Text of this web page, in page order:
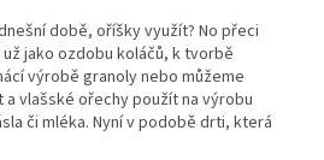
době, oříšky využít? No přeci
jako ozdobu koláčů, k tvorbě
výrobě granoly nebo můžeme
vlašské ořechy použít na výrobu
či mléka. Nyní v podobě drti, která